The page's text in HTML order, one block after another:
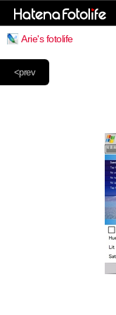
Arie's fotolife
<prev